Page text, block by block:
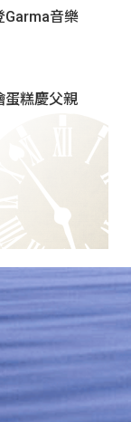
Garma音樂
蛋糕慶父親